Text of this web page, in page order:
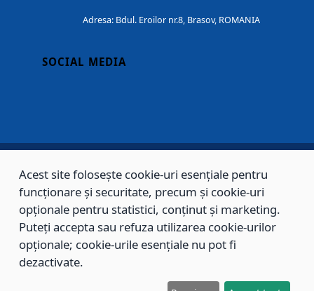
Adresa: Bdul. Eroilor nr.8, Brasov, ROMANIA
SOCIAL MEDIA
Copyright © 2002 - 2026 - PRIMĂRIA MUNICIPIULUI BRAȘOV, toate drepturile
rezervate.
Sitemap Contact
Acest site folosește cookie-uri esențiale pentru
funcționare și securitate, precum și cookie-uri
opționale pentru statistici, conținut și marketing.
Puteți accepta sau refuza utilizarea cookie-urilor
opționale; cookie-urile esențiale nu pot fi
dezactivate.